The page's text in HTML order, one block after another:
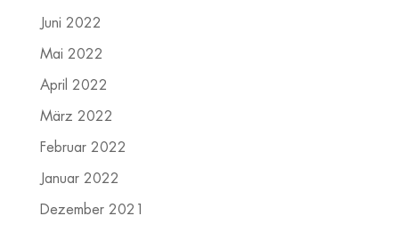
Juni 2022
Mai 2022
April 2022
März 2022
Februar 2022
Januar 2022
Dezember 2021